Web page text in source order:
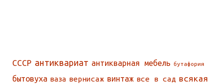
СССР антиквариат антикварная мебель бутафория
бытовуха ваза вернисаж винтаж все в сад всякая